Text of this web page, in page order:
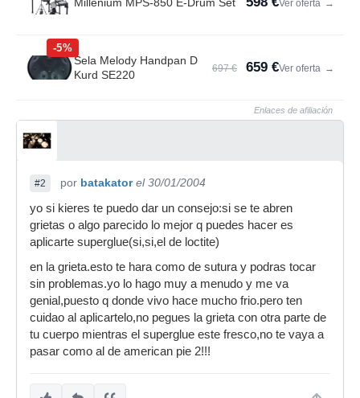
Ver oferta →
-5%
Sela Melody Handpan D
Kurd SE220
697 € 659 €Ver oferta →
Enlaces de afiliación
#2 por batakator el 30/01/2004
yo si kieres te puedo dar un consejo:si se te abren
grietas o algo parecido lo mejor q puedes hacer es
aplicarte superglue(si,si,el de loctite)
en la grieta.esto te hara como de sutura y podras tocar
sin problemas.yo lo hago muy a menudo y me va
genial,puesto q donde vivo hace mucho frio.pero ten
cuidao al aplicartelo,no pegues la grieta con otra parte de
tu cuerpo mientras el superglue este fresco,no te vaya a
pasar como al de american pie 2!!!